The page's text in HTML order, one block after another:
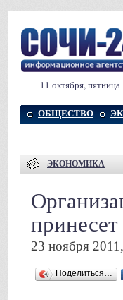
11 октября, пятница
ОБЩЕСТВО
ЭКОНОМИКА
23 ноября
Поделиться…